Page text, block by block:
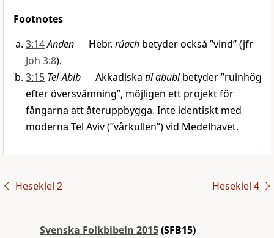
Footnotes
3:14Anden Hebr. rúach betyder också ”vind” (jfr
Joh 3:8).
3:15 Tel-Abib Akkadiska til abubibetyder ”ruinhög
efter översvämning”, möjligen ett projekt för
fångarna att återuppbygga. Inte identiskt med
moderna Tel Aviv (”vårkullen”) vid ­Medelhavet.
Hesekiel 2 Hesekiel 4
Svenska Folkbibeln 2015(SFB15)